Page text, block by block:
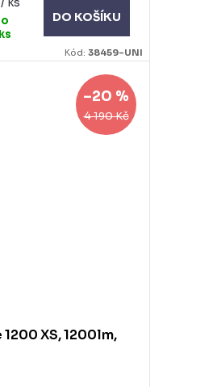
DO KOŠÍKU
Kód: 38459-UNI
4 190 Kč
–20 %
1200 XS, 1200lm,